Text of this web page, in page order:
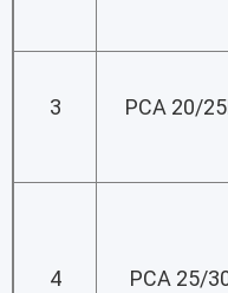
3 PCA 20/
4 PCA 25/